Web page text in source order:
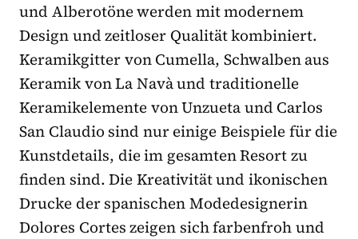
und Alberotöne werden mit modernem
Design und zeitloser Qualität kombiniert.
Keramikgitter von Cumella, Schwalben aus
Keramik von La Navà und traditionelle
Keramikelemente von Unzueta und Carlos
San Claudio sind nur einige Beispiele für die
Kunstdetails, die im gesamten Resort zu
finden sind. Die Kreativität und ikonischen
Drucke der spanischen Modedesignerin
Dolores Cortes zeigen sich farbenfroh und